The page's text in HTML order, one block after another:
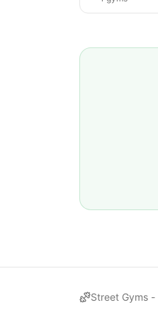
Street Gyms -